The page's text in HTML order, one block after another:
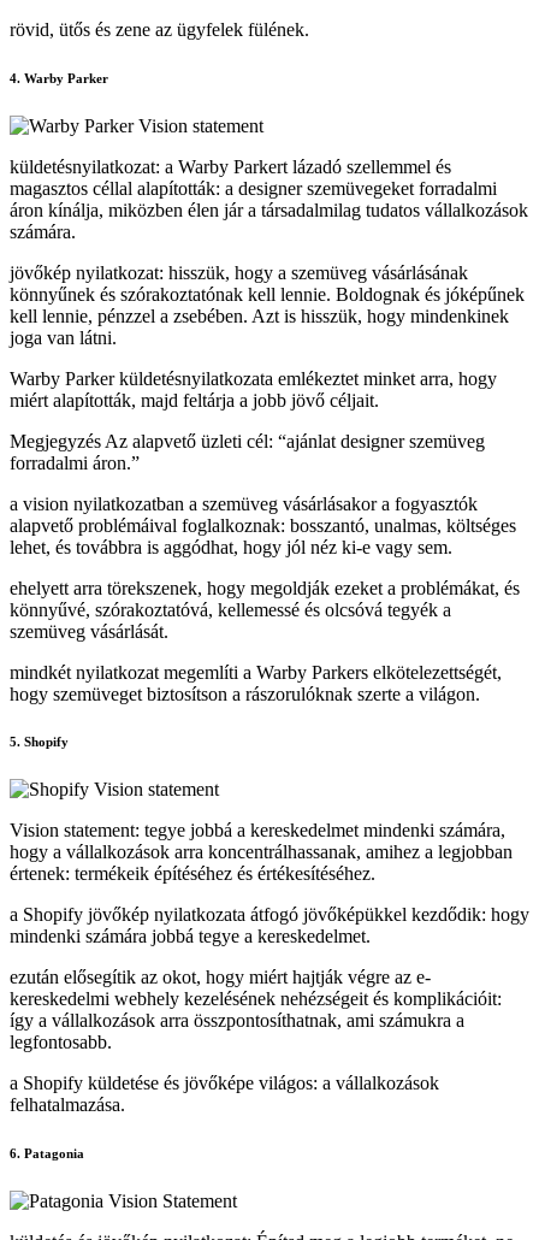
rövid, ütős és zene az ügyfelek fülének.
4. Warby Parker
küldetésnyilatkozat: a Warby Parkert lázadó szellemmel és
magasztos céllal alapították: a designer szemüvegeket forradalmi
áron kínálja, miközben élen jár a társadalmilag tudatos vállalkozások
számára.
jövőkép nyilatkozat: hisszük, hogy a szemüveg vásárlásának
könnyűnek és szórakoztatónak kell lennie. Boldognak és jóképűnek
kell lennie, pénzzel a zsebében. Azt is hisszük, hogy mindenkinek
joga van látni.
Warby Parker küldetésnyilatkozata emlékeztet minket arra, hogy
miért alapították, majd feltárja a jobb jövő céljait.
Megjegyzés Az alapvető üzleti cél: “ajánlat designer szemüveg
forradalmi áron.”
a vision nyilatkozatban a szemüveg vásárlásakor a fogyasztók
alapvető problémáival foglalkoznak: bosszantó, unalmas, költséges
lehet, és továbbra is aggódhat, hogy jól néz ki-e vagy sem.
ehelyett arra törekszenek, hogy megoldják ezeket a problémákat, és
könnyűvé, szórakoztatóvá, kellemessé és olcsóvá tegyék a
szemüveg vásárlását.
mindkét nyilatkozat megemlíti a Warby Parkers elkötelezettségét,
hogy szemüveget biztosítson a rászorulóknak szerte a világon.
5. Shopify
Vision statement: tegye jobbá a kereskedelmet mindenki számára,
hogy a vállalkozások arra koncentrálhassanak, amihez a legjobban
értenek: termékeik építéséhez és értékesítéséhez.
a Shopify jövőkép nyilatkozata átfogó jövőképükkel kezdődik: hogy
mindenki számára jobbá tegye a kereskedelmet.
ezután elősegítik az okot, hogy miért hajtják végre az e-
kereskedelmi webhely kezelésének nehézségeit és komplikációit:
így a vállalkozások arra összpontosíthatnak, ami számukra a
legfontosabb.
a Shopify küldetése és jövőképe világos: a vállalkozások
felhatalmazása.
6. Patagonia